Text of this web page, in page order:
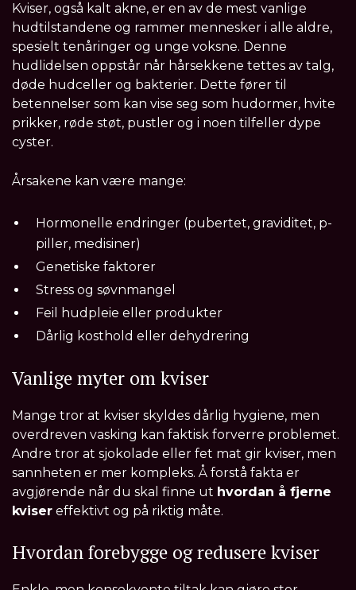
Kviser, også kalt akne, er en av de mest vanlige
hudtilstandene og rammer mennesker i alle aldre,
spesielt tenåringer og unge voksne. Denne
hudlidelsen oppstår når hårsekkene tettes av talg,
døde hudceller og bakterier. Dette fører til
betennelser som kan vise seg som hudormer, hvite
prikker, røde støt, pustler og i noen tilfeller dype
cyster.
Årsakene kan være mange:
Hormonelle endringer (pubertet, graviditet, p-
piller, medisiner)
Genetiske faktorer
Stress og søvnmangel
Feil hudpleie eller produkter
Dårlig kosthold eller dehydrering
Vanlige myter om kviser
Mange tror at kviser skyldes dårlig hygiene, men
overdreven vasking kan faktisk forverre problemet.
Andre tror at sjokolade eller fet mat gir kviser, men
sannheten er mer kompleks. Å forstå fakta er
avgjørende når du skal finne ut hvordan å fjerne
kviser effektivt og på riktig måte.
Hvordan forebygge og redusere kviser